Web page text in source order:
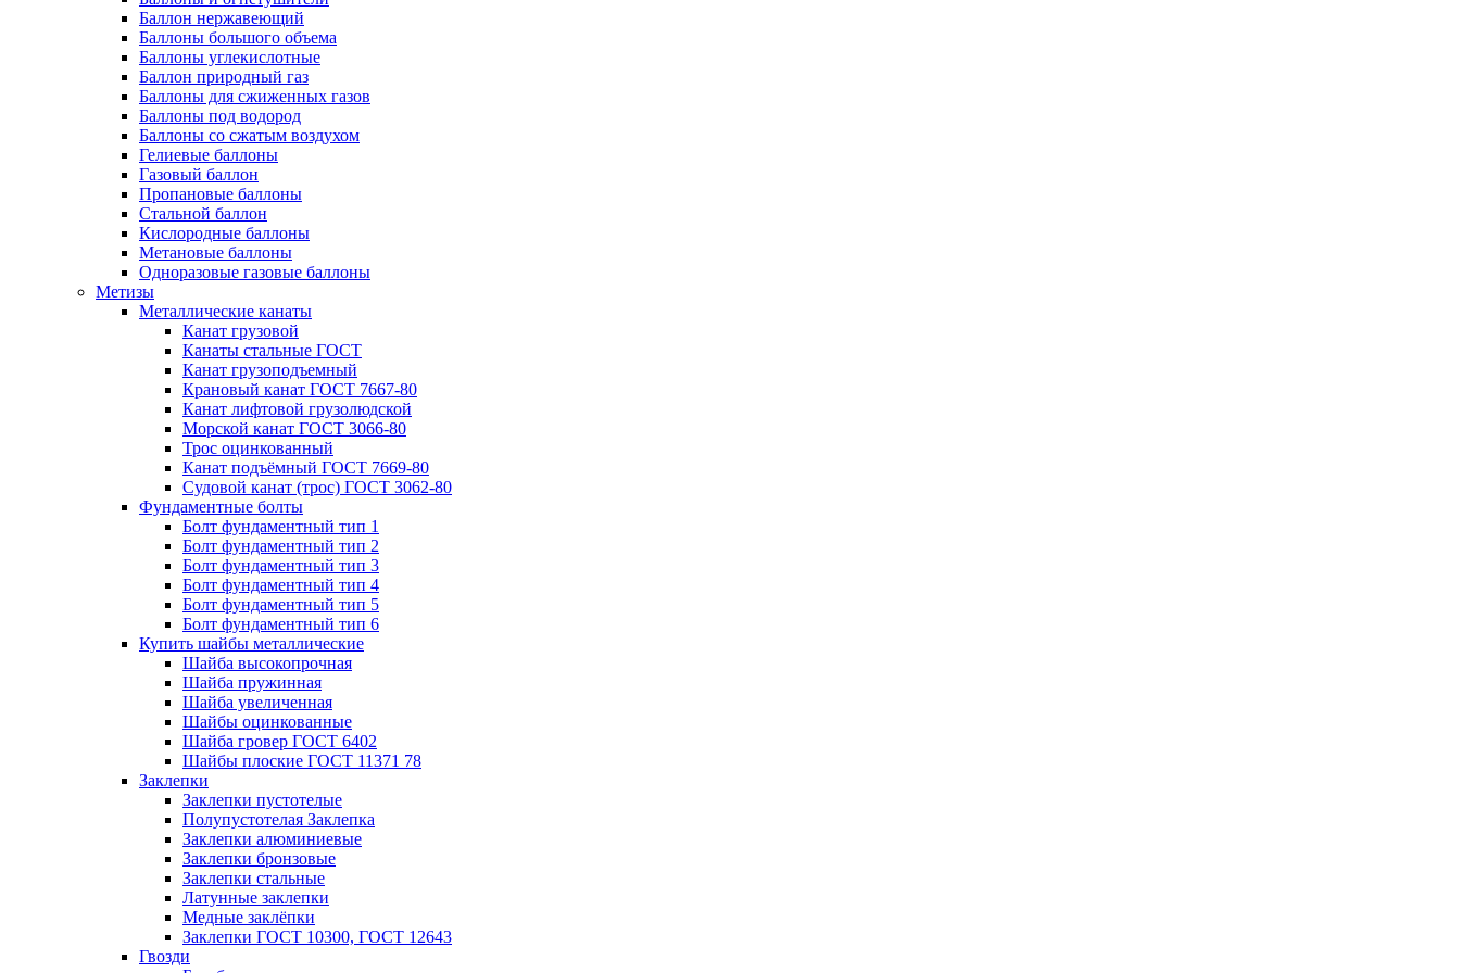
Баллон нержавеющий
Баллоны большого объема
Баллоны углекислотные
Баллон природный газ
Баллоны для сжиженных газов
Баллоны под водород
Баллоны со сжатым воздухом
Гелиевые баллоны
Газовый баллон
Пропановые баллоны
Стальной баллон
Кислородные баллоны
Метановые баллоны
Одноразовые газовые баллоны
Метизы
Металлические канаты
Канат грузовой
Канаты стальные ГОСТ
Канат грузоподъемный
Крановый канат ГОСТ 7667-80
Канат лифтовой грузолюдской
Морской канат ГОСТ 3066-80
Трос оцинкованный
Канат подъёмный ГОСТ 7669-80
Судовой канат (трос) ГОСТ 3062-80
Фундаментные болты
Болт фундаментный тип 1
Болт фундаментный тип 2
Болт фундаментный тип 3
Болт фундаментный тип 4
Болт фундаментный тип 5
Болт фундаментный тип 6
Купить шайбы металлические
Шайба высокопрочная
Шайба пружинная
Шайба увеличенная
Шайбы оцинкованные
Шайба гровер ГОСТ 6402
Шайбы плоские ГОСТ 11371 78
Заклепки
Заклепки пустотелые
Полупустотелая Заклепка
Заклепки алюминиевые
Заклепки бронзовые
Заклепки стальные
Латунные заклепки
Медные заклёпки
Заклепки ГОСТ 10300, ГОСТ 12643
Гвозди